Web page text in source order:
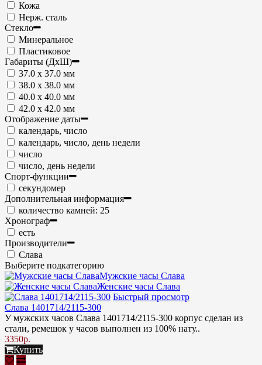
Кожа
Нерж. сталь
Стекло
Минеральное
Пластиковое
Габариты (ДxШ)
37.0 x 37.0 мм
38.0 x 38.0 мм
40.0 x 40.0 мм
42.0 x 42.0 мм
Отображение даты
календарь, число
календарь, число, день недели
число
число, день недели
Спорт-функции
секундомер
Дополнительная информация
количество камней: 25
Хронограф
есть
Производители
Слава
Выберите подкатегорию
Мужские часы Слава
Женские часы Слава
Быстрый просмотр
Слава 1401714/2115-300
У мужских часов Слава 1401714/2115-300 корпус сделан из
стали, ремешок у часов выполнен из 100% нату..
3350р.
Купить